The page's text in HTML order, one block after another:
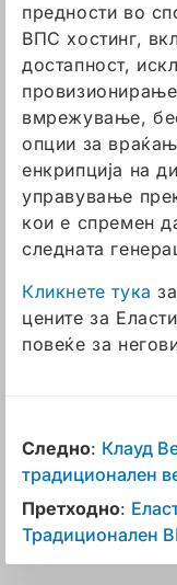
предности во
ВПС хостинг,
достапност,
вмрежување,
опции за
енкрипција на
управување
кои е спремен
следната
Кликнете тука
цените за
повеќе за
Следно: Клауд
традиционален
Претходно:
Традиционален